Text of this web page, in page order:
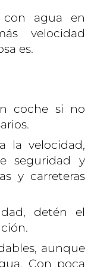
con agua en
velocidad
es.
coche si no
la velocidad,
seguridad y
y carreteras
detén el
aunque
Con poca